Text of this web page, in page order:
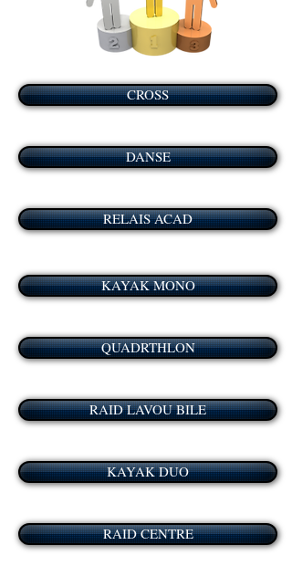
CROSS
DANSE
RELAIS ACAD
KAYAK MONO
QUADRTHLON
RAID LAVOU BILE
KAYAK DUO
RAID CENTRE